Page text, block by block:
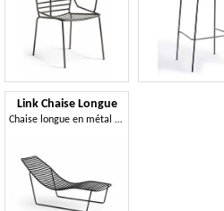
Link Chaise Longue
Chaise longue en métal pour jardin